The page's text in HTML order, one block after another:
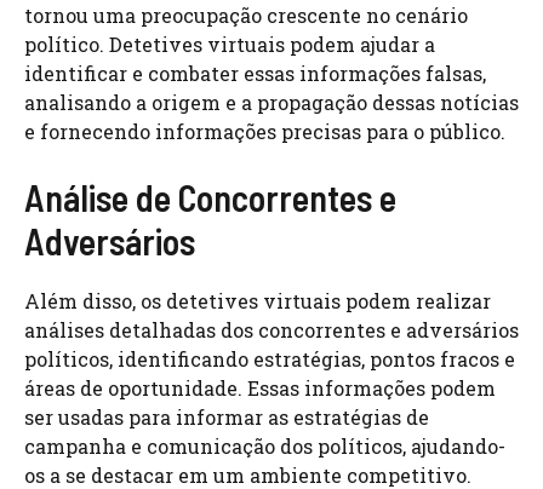
tornou uma preocupação crescente no cenário
político. Detetives virtuais podem ajudar a
identificar e combater essas informações falsas,
analisando a origem e a propagação dessas notícias
e fornecendo informações precisas para o público.
Análise de Concorrentes e
Adversários
Além disso, os detetives virtuais podem realizar
análises detalhadas dos concorrentes e adversários
políticos, identificando estratégias, pontos fracos e
áreas de oportunidade. Essas informações podem
ser usadas para informar as estratégias de
campanha e comunicação dos políticos, ajudando-
os a se destacar em um ambiente competitivo.